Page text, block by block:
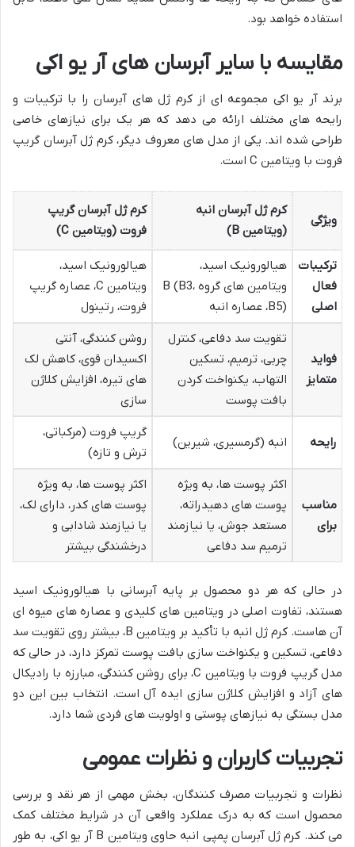
استفاده خواهد بود.
مقایسه با سایر آبرسان های آر یو اکی
برند آر یو اکی مجموعه ای از کرم ژل های آبرسان را با ترکیبات و
رایحه های مختلف ارائه می دهد که هر یک برای نیازهای خاصی
طراحی شده اند. یکی از مدل های معروف دیگر، کرم ژل آبرسان گریپ
فروت با ویتامین C است.
ویژگی
کرم ژل آبرسان انبه
(ویتامین B)
کرم ژل آبرسان گریپ
فروت (ویتامین C)
ترکیبات
فعال
اصلی
هیالورونیک اسید،
ویتامین های گروه B (B3،
B5)، عصاره انبه
هیالورونیک اسید،
ویتامین C، عصاره گریپ
فروت، رتینول
فواید
متمایز
تقویت سد دفاعی، کنترل
چربی، ترمیم، تسکین
التهاب، یکنواخت کردن
بافت پوست
روشن کنندگی، آنتی
اکسیدان قوی، کاهش لک
های تیره، افزایش کلاژن
سازی
رایحه انبه (گرمسیری، شیرین)
گریپ فروت (مرکباتی،
ترش و تازه)
مناسب
برای
اکثر پوست ها، به ویژه
پوست های دهیدراته،
مستعد جوش، یا نیازمند
ترمیم سد دفاعی
اکثر پوست ها، به ویژه
پوست های کدر، دارای لک،
یا نیازمند شادابی و
درخشندگی بیشتر
در حالی که هر دو محصول بر پایه آبرسانی با هیالورونیک اسید
هستند، تفاوت اصلی در ویتامین های کلیدی و عصاره های میوه ای
آن هاست. کرم ژل انبه با تأکید بر ویتامین B، بیشتر روی تقویت سد
دفاعی، تسکین و یکنواخت سازی بافت پوست تمرکز دارد، در حالی که
مدل گریپ فروت با ویتامین C، برای روشن کنندگی، مبارزه با رادیکال
های آزاد و افزایش کلاژن سازی ایده آل است. انتخاب بین این دو
مدل بستگی به نیازهای پوستی و اولویت های فردی شما دارد.
تجربیات کاربران و نظرات عمومی
نظرات و تجربیات مصرف کنندگان، بخش مهمی از هر نقد و بررسی
محصول است که به درک عملکرد واقعی آن در شرایط مختلف کمک
می کند. کرم ژل آبرسان پمپی انبه حاوی ویتامین B آر یو اکی، به طور